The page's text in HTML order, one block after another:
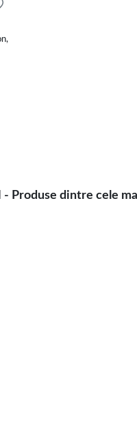
Produse dintre cele